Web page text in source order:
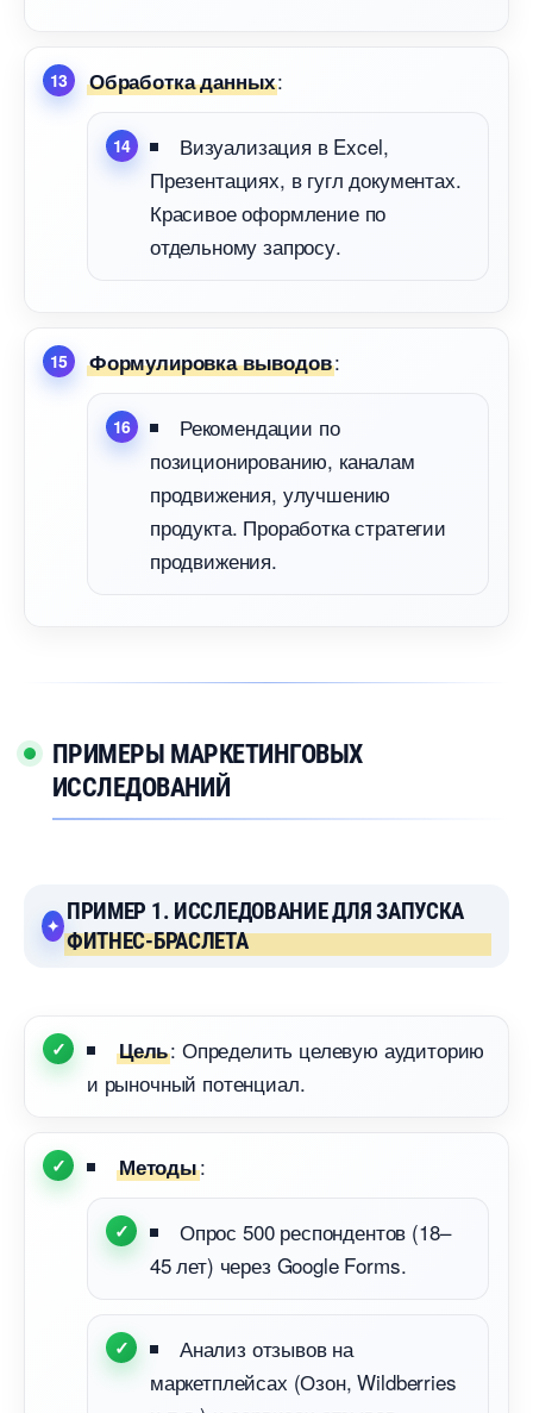
Обработка данных:
изуализация в Excel,
Презентациях, в гугл документах.
Красивое оформление по
отдельному запросу.
Формулировка выводо:
Рекомендации по
позиционированию, каналам
продвижения, улучшению
продукта. Проработка стратегии
продвижения.
ПРИМЕРЫ МАРКЕТИНГОВЫХ
ИССЛЕДОВАНИЙ
ПРИМЕР 1. ИССЛЕДОВАНИЕ ДЛЯ ЗАПУСКА
ФИТНЕС-БРАСЛЕТА
Цель: Определить целевую аудиторию
и рыночный потенциал.
Методы:
Опрос 500 респондентов (18–
45 лет) через Google Forms.
Анализ отзывов на
маркетплейсах (Озон, Wildberries